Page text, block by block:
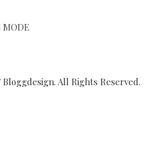
MODE
All Rights Reserved.